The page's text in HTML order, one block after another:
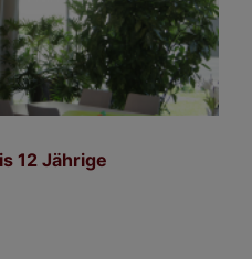
12 Jährige